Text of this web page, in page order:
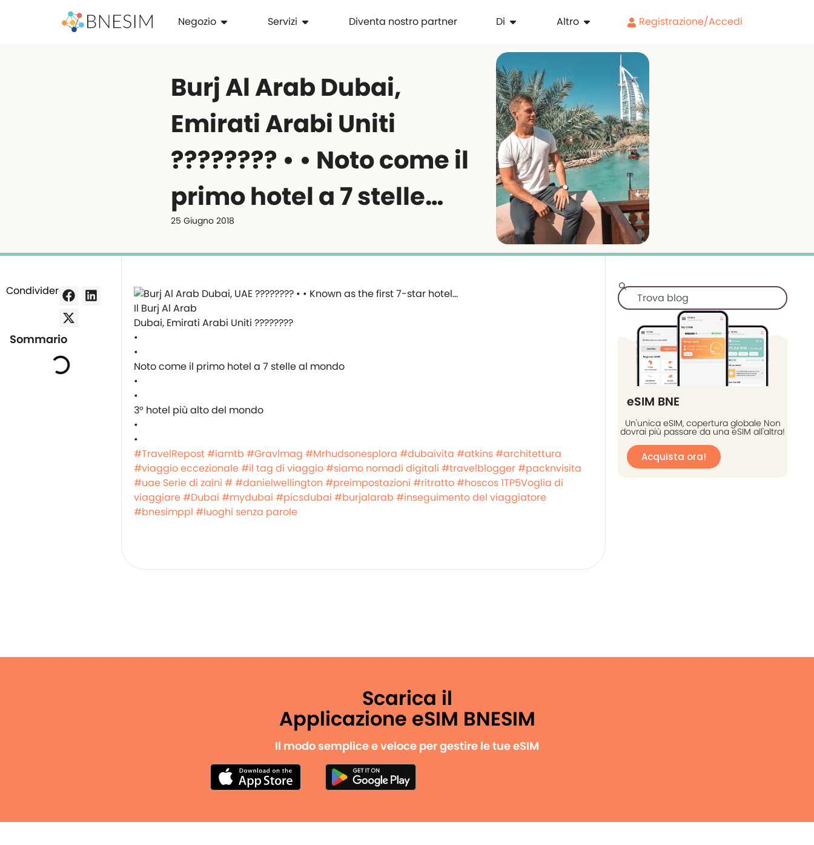
Negozio Servizi Diventa nostro partner Di Altro Registrazione/Accedi
Burj Al Arab Dubai,
Emirati Arabi Uniti
???????? • • Noto come il
primo hotel a 7 stelle…
25 Giugno 2018
Condividere:
Sommario
Il Burj Al Arab
Dubai, Emirati Arabi Uniti ????????
•
•
Noto come il primo hotel a 7 stelle al mondo
•
•
3° hotel più alto del mondo
•
•
#TravelRepost#iamtb #Gravlmag #Mrhudsonesplora #dubaivita #atkins#architettura
#viaggio eccezionale#il tag di viaggio#siamo nomadi digitali #travelblogger#packnvisita
#uae Serie di zaini ##danielwellington #preimpostazioni #ritratto#hoscos1TP5Voglia di
viaggiare#Dubai #mydubai #picsdubai #burjalarab #inseguimento del viaggiatore
#bnesimppl #luoghi senza parole
eSIM BNE
Un'unica eSIM, copertura globale Non
dovrai più passare da una eSIM all'altra!
Acquista ora!
Scarica il
Applicazione eSIM BNESIM
Il modo semplice e veloce per gestire le tue eSIM